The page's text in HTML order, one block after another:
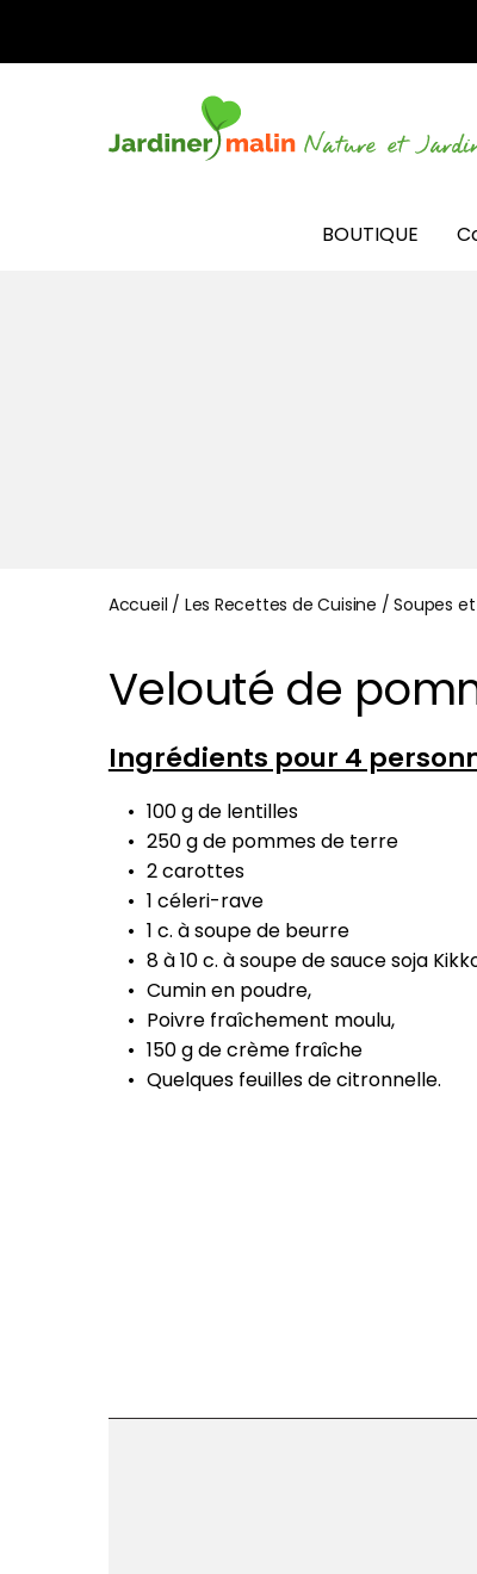
BOUTIQUE
Accueil / Les Recettes de Cuisine /Soupes
Velouté de
Ingrédients pour 4
100 g de lentilles
250 g de pommes de terre
2 carottes
1 céleri-rave
1 c. à soupe de beurre
8 à 10 c. à soupe de sauce soja
Cumin en poudre,
Poivre fraîchement moulu,
150 g de crème fraîche
Quelques feuilles de citronnelle.